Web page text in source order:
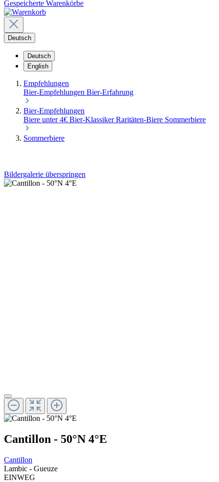
Gespeicherte Warenkörbe
Deutsch
Deutsch
English
Empfehlungen
Bier-Empfehlungen Bier-Erfahrung
Bier-Empfehlungen
Biere unter 4€ Bier-KlassikerRaritäten-Biere Sommerbiere
Sommerbiere
Bildergalerie überspringen
Cantillon - 50°N 4°E
Cantillon
Lambic - Gueuze
EINWEG